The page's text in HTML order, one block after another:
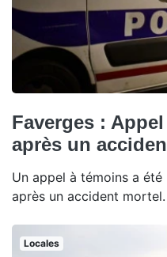
Faverges :
après un
Un appel à témoins a
après un accident mortel.
Locales